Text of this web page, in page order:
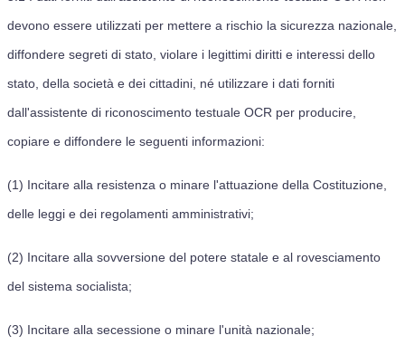
devono essere utilizzati per mettere a rischio la sicurezza nazionale,
diffondere segreti di stato, violare i legittimi diritti e interessi dello
stato, della società e dei cittadini, né utilizzare i dati forniti
dall'assistente di riconoscimento testuale OCR per producire,
copiare e diffondere le seguenti informazioni:
(1) Incitare alla resistenza o minare l'attuazione della Costituzione,
delle leggi e dei regolamenti amministrativi;
(2) Incitare alla sovversione del potere statale e al rovesciamento
del sistema socialista;
(3) Incitare alla secessione o minare l'unità nazionale;